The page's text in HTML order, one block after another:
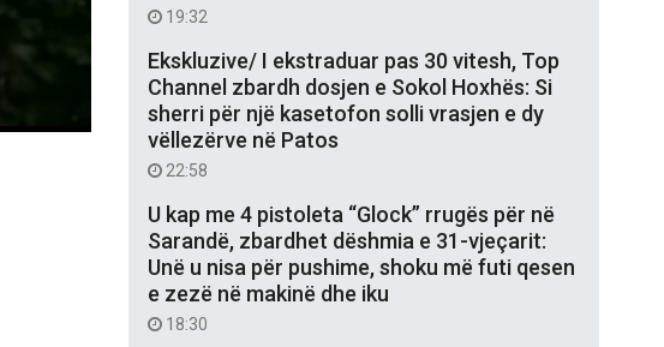
19:32
Ekskluzive/ I ekstraduar pas 30 vitesh, Top
Channel zbardh dosjen e Sokol Hoxhës: Si
sherri për një kasetofon solli vrasjen e dy
vëllezërve në Patos
22:58
U kap me 4 pistoleta “Glock” rrugës për në
Sarandë, zbardhet dëshmia e 31-vjeçarit:
Unë u nisa për pushime, shoku më futi qesen
e zezë në makinë dhe iku
18:30